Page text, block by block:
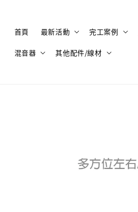
首頁 最新活動 完工案例
混音器 其他配件/線材